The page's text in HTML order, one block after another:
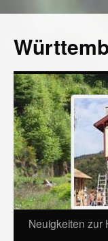
Neuigkeiten zur